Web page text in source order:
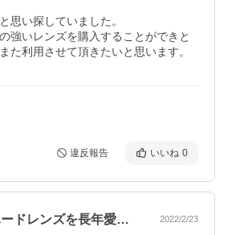
思い探していました。
強いレンズを購入することができと
た利用させて頂きたいと思います。
違反報告 いいね 0
強度近視のためハードレンズを長年愛用し… 2022/2/23